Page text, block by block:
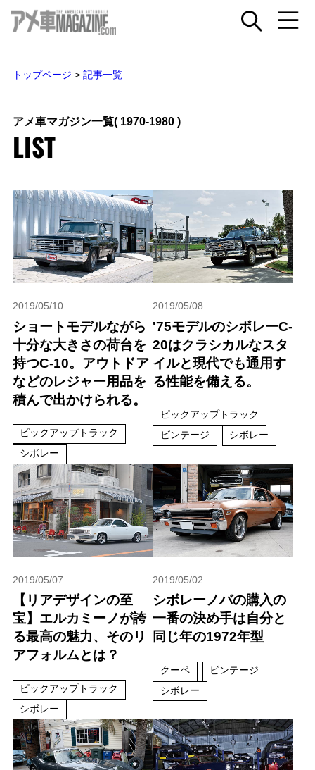
トップページ > 記事一覧
アメ車マガジン一覧( 1970-1980 )
LIST
2019/05/10
ショートモデルながら
十分な大きさの荷台を
持つC-10。アウトドア
などのレジャー用品を
積んで出かけられる。
ピックアップトラック
シボレー
2019/05/08
'75モデルのシボレーC-
20はクラシカルなスタ
イルと現代でも通用す
る性能を備える。
ピックアップトラック
ビンテージ
シボレー
2019/05/07
【リアデザインの至
宝】エルカミーノが誇
る最高の魅力、そのリ
アフォルムとは？
ピックアップトラック
シボレー
2019/05/02
シボレーノバの購入の
一番の決め手は自分と
同じ年の1972年型
クーペ
ビンテージ
シボレー